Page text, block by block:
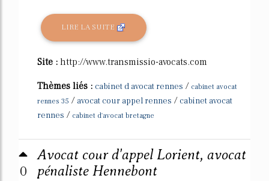
LIRE LA SUITE
Site : http://www.transmissio-avocats.com
Thèmes liés : cabinet d avocat rennes / cabinet avocat
rennes 35 / avocat cour appel rennes / cabinet avocat
rennes / cabinet d'avocat bretagne
0
Avocat cour d'appel Lorient, avocat
pénaliste Hennebont